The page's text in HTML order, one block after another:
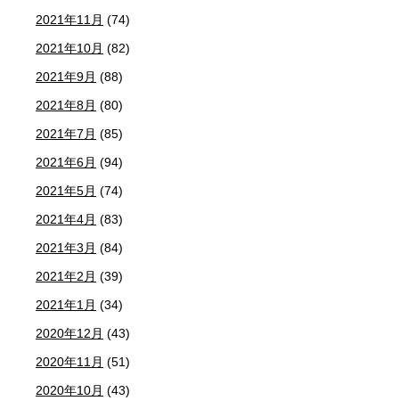
2021年11月 (74)
2021年10月 (82)
2021年9月 (88)
2021年8月 (80)
2021年7月 (85)
2021年6月 (94)
2021年5月 (74)
2021年4月 (83)
2021年3月 (84)
2021年2月 (39)
2021年1月 (34)
2020年12月 (43)
2020年11月 (51)
2020年10月 (43)